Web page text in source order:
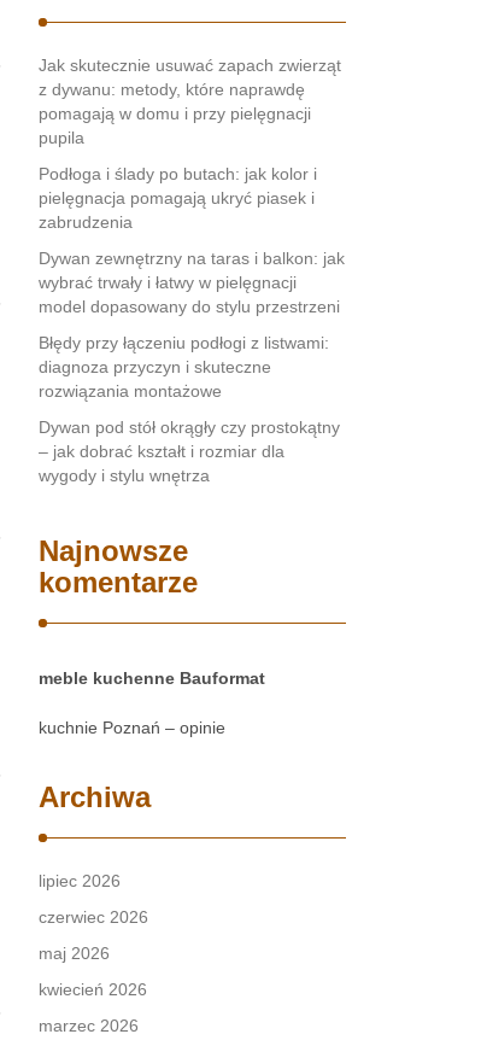
Jak skutecznie usuwać zapach zwierząt
z dywanu: metody, które naprawdę
pomagają w domu i przy pielęgnacji
pupila
Podłoga i ślady po butach: jak kolor i
pielęgnacja pomagają ukryć piasek i
zabrudzenia
Dywan zewnętrzny na taras i balkon: jak
wybrać trwały i łatwy w pielęgnacji
model dopasowany do stylu przestrzeni
Błędy przy łączeniu podłogi z listwami:
diagnoza przyczyn i skuteczne
rozwiązania montażowe
Dywan pod stół okrągły czy prostokątny
– jak dobrać kształt i rozmiar dla
wygody i stylu wnętrza
Najnowsze
komentarze
meble kuchenne Bauformat
kuchnie Poznań – opinie
Archiwa
lipiec 2026
czerwiec 2026
maj 2026
kwiecień 2026
marzec 2026